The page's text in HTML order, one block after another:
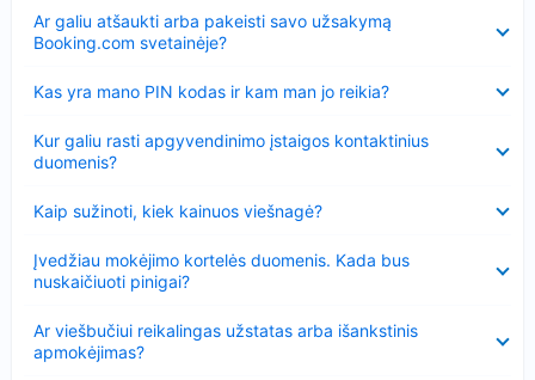
Ar galiu atšaukti arba pakeisti savo užsakymą
Booking.com svetainėje?
Kas yra mano PIN kodas ir kam man jo reikia?
Kur galiu rasti apgyvendinimo įstaigos kontaktinius
duomenis?
Kaip sužinoti, kiek kainuos viešnagė?
Įvedžiau mokėjimo kortelės duomenis. Kada bus
nuskaičiuoti pinigai?
Ar viešbučiui reikalingas užstatas arba išankstinis
apmokėjimas?